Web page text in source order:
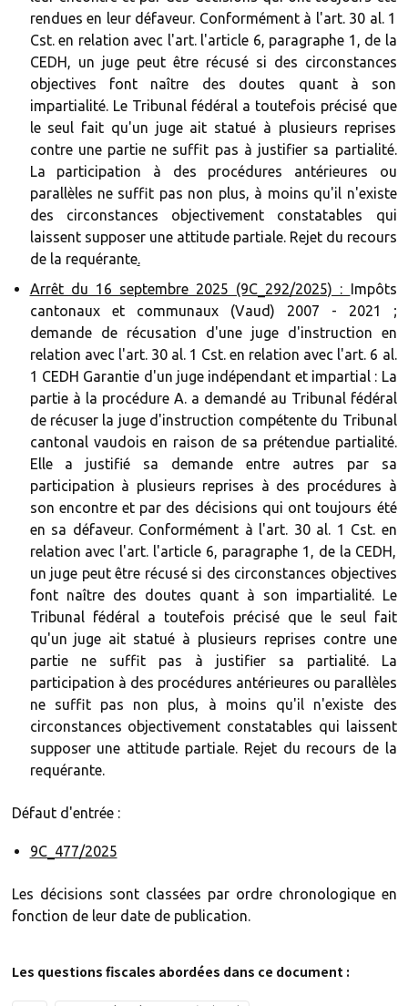
rendues en leur défaveur. Conformément à l'art. 30 al. 1
Cst. en relation avec l'art. l'article 6, paragraphe 1, de la
CEDH, un juge peut être récusé si des circonstances
objectives font naître des doutes quant à son
impartialité. Le Tribunal fédéral a toutefois précisé que
le seul fait qu'un juge ait statué à plusieurs reprises
contre une partie ne suffit pas à justifier sa partialité.
La participation à des procédures antérieures ou
parallèles ne suffit pas non plus, à moins qu'il n'existe
des circonstances objectivement constatables qui
laissent supposer une attitude partiale. Rejet du recours
de la requérante.‍
Arrêt du 16 septembre 2025 (9C_292/2025) : Impôts
cantonaux et communaux (Vaud) 2007 - 2021 ;
demande de récusation d'une juge d'instruction en
relation avec l'art. 30 al. 1 Cst. en relation avec l'art. 6 al.
1 CEDH Garantie d'un juge indépendant et impartial : La
partie à la procédure A. a demandé au Tribunal fédéral
de récuser la juge d'instruction compétente du Tribunal
cantonal vaudois en raison de sa prétendue partialité.
Elle a justifié sa demande entre autres par sa
participation à plusieurs reprises à des procédures à
son encontre et par des décisions qui ont toujours été
en sa défaveur. Conformément à l'art. 30 al. 1 Cst. en
relation avec l'art. l'article 6, paragraphe 1, de la CEDH,
un juge peut être récusé si des circonstances objectives
font naître des doutes quant à son impartialité. Le
Tribunal fédéral a toutefois précisé que le seul fait
qu'un juge ait statué à plusieurs reprises contre une
partie ne suffit pas à justifier sa partialité. La
participation à des procédures antérieures ou parallèles
ne suffit pas non plus, à moins qu'il n'existe des
circonstances objectivement constatables qui laissent
supposer une attitude partiale. Rejet du recours de la
requérante.
Défaut d'entrée :
9C_477/2025
Les décisions sont classées par ordre chronologique en
fonction de leur date de publication.
Les questions fiscales abordées dans ce document :